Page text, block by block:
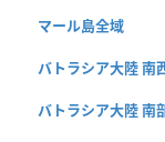
マール島全域
バトラシア大陸 南
バトラシア大陸 南